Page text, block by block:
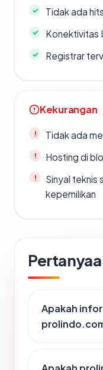
Tidak ada
Konektivitas
Registrar
Kekurangan
Tidak ada
Hosting di
Sinyal teknis
kepemilikan
Apakah